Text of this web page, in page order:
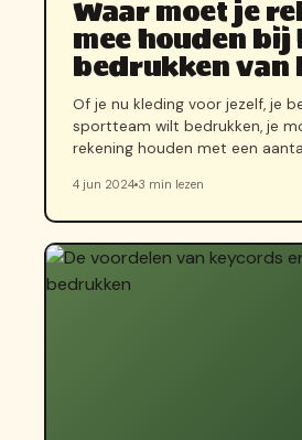
Waar moet je
mee houden bij
bedrukken van
Of je nu kleding voor jezelf, je
sportteam wilt bedrukken, je
rekening houden met een
4 jun 2024 3 min lezen